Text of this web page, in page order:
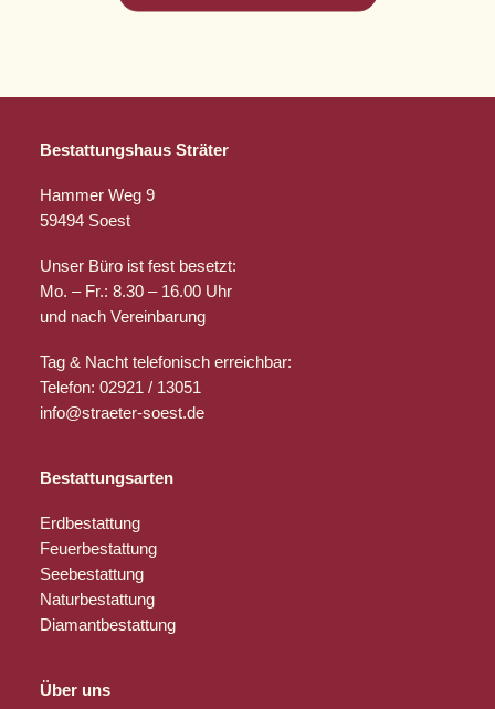
Bestattungshaus Sträter
Hammer Weg 9
59494 Soest
Unser Büro ist fest besetzt:
Mo. – Fr.: 8.30 – 16.00 Uhr
und nach Vereinbarung
Tag & Nacht telefonisch erreichbar:
Telefon: 02921 / 13051
info@straeter-soest.de
Bestattungsarten
Erdbestattung
Feuerbestattung
Seebestattung
Naturbestattung
Diamantbestattung
Über uns